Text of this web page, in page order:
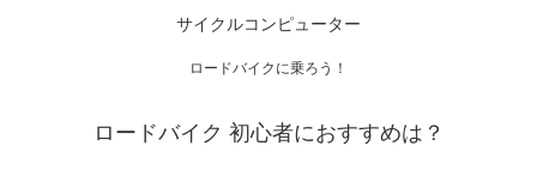
ロードバイクに乗ろう！
ロードバイク 初心者におすすめは？
サイクルコンピューター